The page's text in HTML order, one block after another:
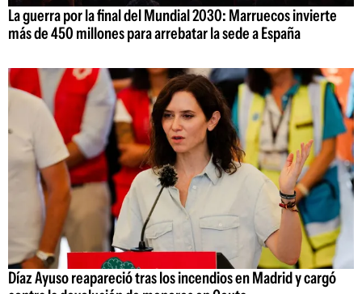
La guerra por la final del Mundial 2030: Marruecos invierte
más de 450 millones para arrebatar la sede a España
Díaz Ayuso reapareció tras los incendios en Madrid y cargó